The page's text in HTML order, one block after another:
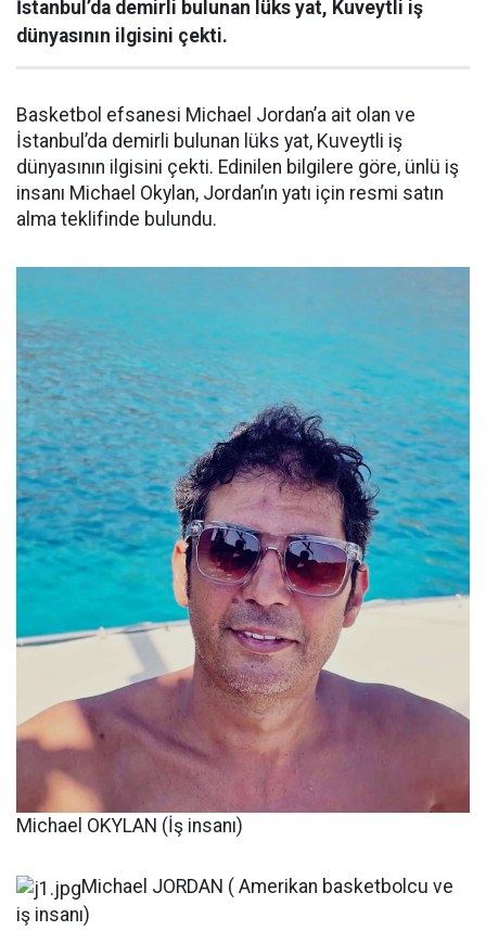
İstanbul’da demirli bulunan lüks yat, Kuveytli iş
dünyasının ilgisini çekti.
Basketbol efsanesi Michael Jordan’a ait olan ve
İstanbul’da demirli bulunan lüks yat, Kuveytli iş
dünyasının ilgisini çekti. Edinilen bilgilere göre, ünlü iş
insanı Michael Okylan, Jordan’ın yatı için resmi satın
alma teklifinde bulundu.
Michael OKYLAN (İş insanı)
Michael JORDAN ( Amerikan basketbolcu ve
iş insanı)